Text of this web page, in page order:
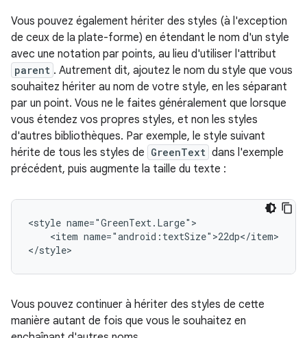
Vous pouvez également hériter des styles (à l'exception
de ceux de la plate-forme) en étendant le nom d'un style
avec une notation par points, au lieu d'utiliser l'attribut
parent . Autrement dit, ajoutez le nom du style que vous
souhaitez hériter au nom de votre style, en les séparant
par un point. Vous ne le faites généralement que lorsque
vous étendez vos propres styles, et non les styles
d'autres bibliothèques. Par exemple, le style suivant
hérite de tous les styles de GreenText dans l'exemple
précédent, puis augmente la taille du texte :
<style
<item name="android:textSize">22dp</item>
</style>
Vous pouvez continuer à hériter des styles de cette
manière autant de fois que vous le souhaitez en